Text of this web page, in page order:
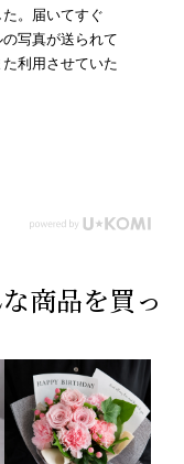
。届いてすぐ
写真が送られて
利用させていた
商品を買っ